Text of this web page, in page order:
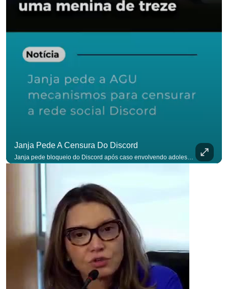
Janja Pede A Censura Do Discord